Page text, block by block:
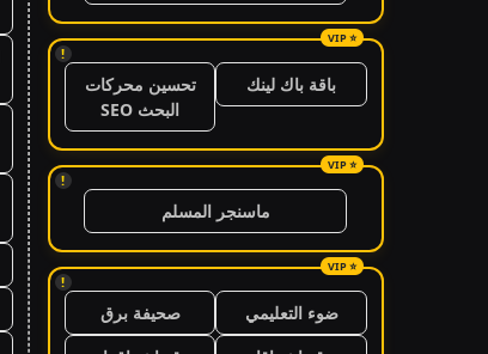
!
باقة باك لينك
تحسين محركات
البحث SEO
!
ماسنجر المسلم
!
ضوء التعليمي
صحيفة برق